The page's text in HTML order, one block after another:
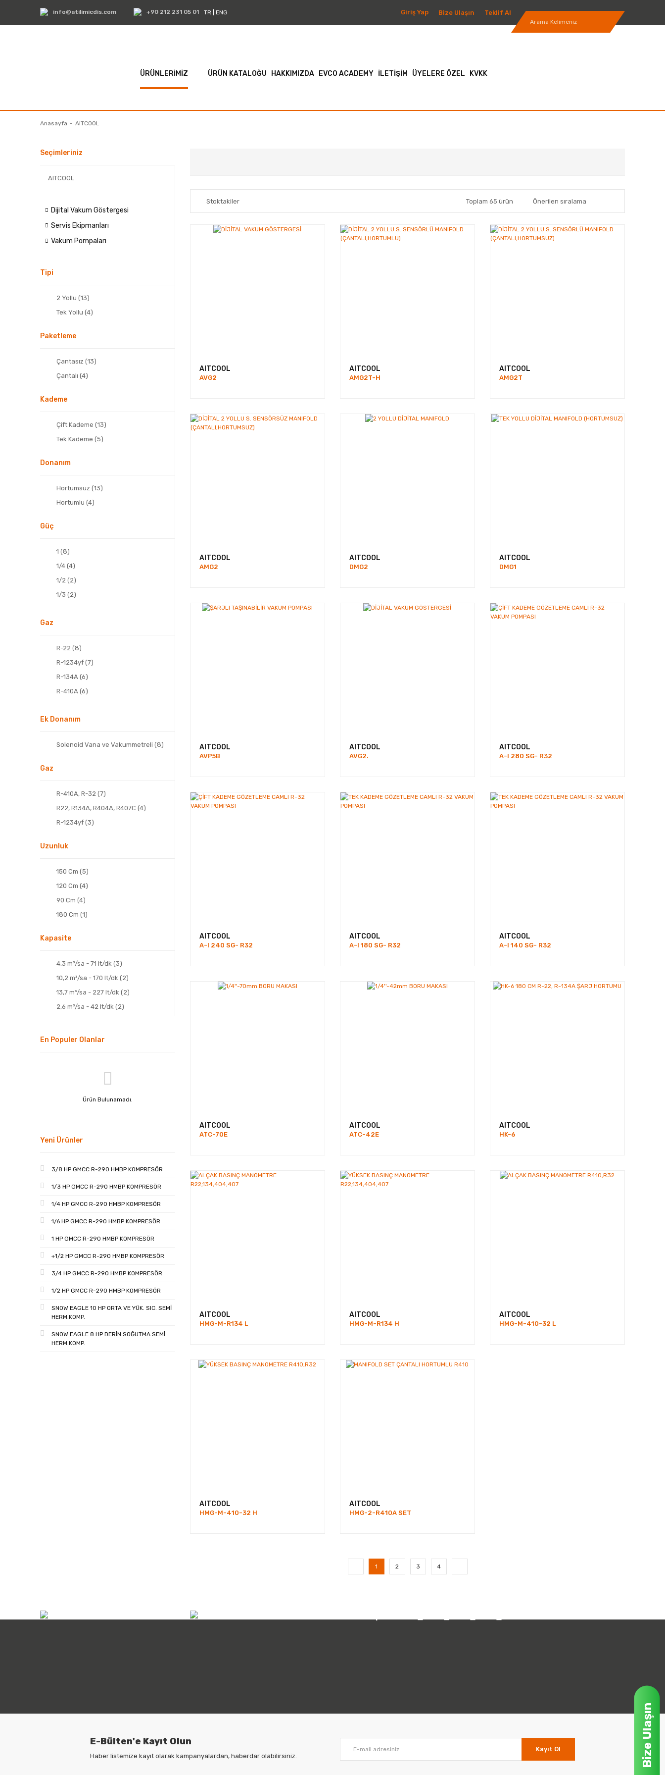
info@atilimicdis.com +90 212 231 05 01 TR ENG Giriş Yap Bize Ulaşın Teklif Al
ÜRÜNLERİMİZ ÜRÜN KATALOĞU HAKKIMIZDA EVCO ACADEMY İLETİŞİM ÜYELERE ÖZEL KVKK
Anasayfa AITCOOL
Seçimleriniz
AITCOOL
Dijital Vakum Göstergesi
Servis Ekipmanları
Vakum Pompaları
Tipi
2 Yollu (13)
Tek Yollu (4)
Paketleme
Çantasız (13)
Çantalı (4)
Kademe
Çift Kademe (13)
Tek Kademe (5)
Donanım
Hortumsuz (13)
Hortumlu (4)
Güç
1 (8)
1/4 (4)
1/2 (2)
1/3 (2)
Gaz
R-22 (8)
R-1234yf (7)
R-134A (6)
R-410A (6)
R-32 (4)
Ek Donanım
Solenoid Vana ve Vakummetreli (8)
Gaz
R-410A, R-32 (7)
R22, R134A, R404A, R407C (4)
R-1234yf (3)
Uzunluk
150 Cm (5)
120 Cm (4)
90 Cm (4)
180 Cm (1)
Kapasite
4,3 m³/sa - 71 lt/dk (3)
10,2 m³/sa - 170 lt/dk (2)
13,7 m³/sa - 227 lt/dk (2)
2,6 m³/sa - 42 lt/dk (2)
17 m³/sa - 283 lt/dk (1)
En Populer Olanlar
Ürün Bulunamadı.
Yeni Ürünler
3/8 HP GMCC R-290 HMBP KOMPRESÖR
1/3 HP GMCC R-290 HMBP KOMPRESÖR
1/4 HP GMCC R-290 HMBP KOMPRESÖR
1/6 HP GMCC R-290 HMBP KOMPRESÖR
1 HP GMCC R-290 HMBP KOMPRESÖR
+1/2 HP GMCC R-290 HMBP KOMPRESÖR
3/4 HP GMCC R-290 HMBP KOMPRESÖR
1/2 HP GMCC R-290 HMBP KOMPRESÖR
SNOW EAGLE 10 HP ORTA VE YÜK. SIC. SEMİ
HERM.KOMP.
SNOW EAGLE 8 HP DERİN SOĞUTMA SEMİ
HERM.KOMP.
Servis Ekipmanları
Stoktakiler Toplam 65 ürün
AITCOOL
AVG2
AITCOOL
AMG2T-H
AITCOOL
AMG2T
AITCOOL
AMG2
AITCOOL
DMG2
AITCOOL
DMG1
AITCOOL
AVP5B
AITCOOL
AVG2.
AITCOOL
A-I 280 SG- R32
AITCOOL
A-I 240 SG- R32
AITCOOL
A-I 180 SG- R32
AITCOOL
A-I 140 SG- R32
AITCOOL
ATC-70E
AITCOOL
ATC-42E
AITCOOL
HK-6
AITCOOL
HMG-M-R134 L
AITCOOL
HMG-M-R134 H
AITCOOL
HMG-M-410-32 L
AITCOOL
HMG-M-410-32 H
AITCOOL
HMG-2-R410A SET
1 2 3 4
E-Bülten'e Kayıt Olun
Haber listemize kayıt olarak kampanyalardan, haberdar olabilirsiniz.
Kayıt Ol Bize Ulaşın